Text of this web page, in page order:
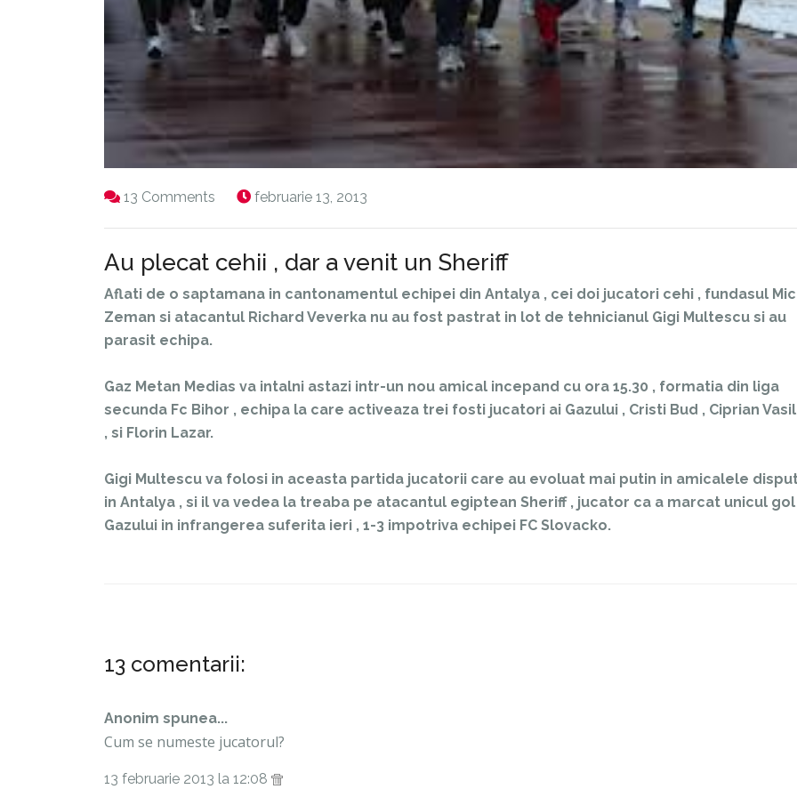
13 Comments februarie 13, 2013
Au plecat cehii , dar a venit un Sheriff
Aflati de o saptamana in cantonamentul echipei din Antalya , cei doi jucatori cehi , fundasul
Zeman si atacantul Richard Veverka nu au fost pastrat in lot de tehnicianul Gigi Multescu si au
parasit echipa.
Gaz Metan Medias va intalni astazi intr-un nou amical incepand cu ora 15.30 , formatia din liga
secunda Fc Bihor , echipa la care activeaza trei fosti jucatori ai Gazului , Cristi Bud , Ciprian
, si Florin Lazar.
Gigi Multescu va folosi in aceasta partida jucatorii care au evoluat mai putin in amicalele
in Antalya , si il va vedea la treaba pe atacantul egiptean Sheriff , jucator ca a marcat unicul
Gazului in infrangerea suferita ieri , 1-3 impotriva echipei FC Slovacko.
13 comentarii:
Anonim spunea...
Cum se numeste jucatorul?
13 februarie 2013 la 12:08